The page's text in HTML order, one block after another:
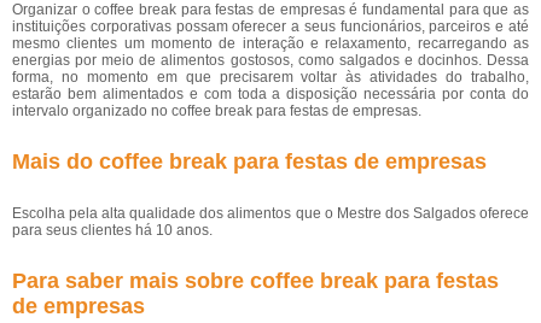
Organizar o coffee break para festas de empresas é fundamental para que as
instituições corporativas possam oferecer a seus funcionários, parceiros e até
mesmo clientes um momento de interação e relaxamento, recarregando as
energias por meio de alimentos gostosos, como salgados e docinhos. Dessa
forma, no momento em que precisarem voltar às atividades do trabalho,
estarão bem alimentados e com toda a disposição necessária por conta do
intervalo organizado no coffee break para festas de empresas.
Mais do coffee break para festas de empresas
Escolha pela alta qualidade dos alimentos que o Mestre dos Salgados oferece
para seus clientes há 10 anos.
Para saber mais sobre coffee break para festas
de empresas